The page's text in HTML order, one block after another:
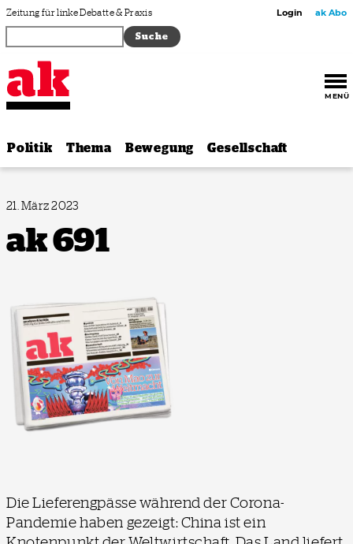
Zum Inhalt springen
Zeitung für linke Debatte & Praxis Login ak Abo
MENÜ
Politik Thema Bewegung Gesellschaft
21. März 2023
ak 691
Die Lieferengpässe während der Corona-
Pandemie haben gezeigt: China ist ein